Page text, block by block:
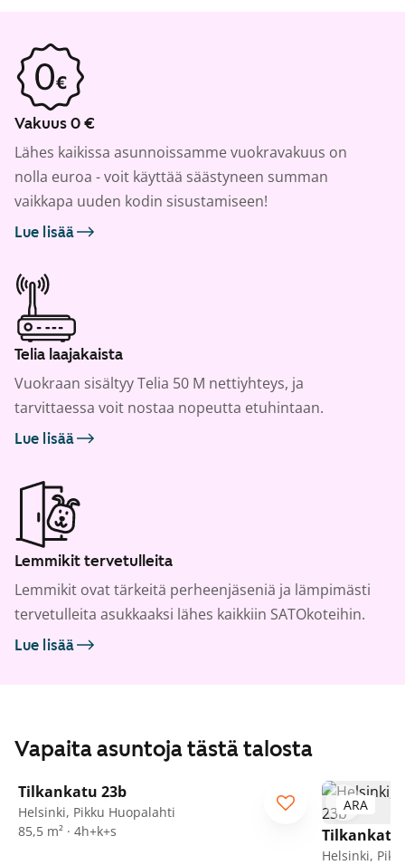
Vakuus 0 €
Lähes kaikissa asunnoissamme vuokravakuus on
nolla euroa - voit käyttää säästyneen summan
vaikkapa uuden kodin sisustamiseen!
Lue lisää
Telia laajakaista
Vuokraan sisältyy Telia 50 M nettiyhteys, ja
tarvittaessa voit nostaa nopeutta etuhintaan.
Lue lisää
Lemmikit tervetulleita
Lemmikit ovat tärkeitä perheenjäseniä ja lämpimästi
tervetulleita asukkaaksi lähes kaikkiin SATOkoteihin.
Lue lisää
Vapaita asuntoja tästä talosta
/28
ARA
Tilkankatu 23b
Helsinki, Pikku Huopalahti
85,5 m² · 4h+k+s
ARA
Tilkankatu
Helsinki,